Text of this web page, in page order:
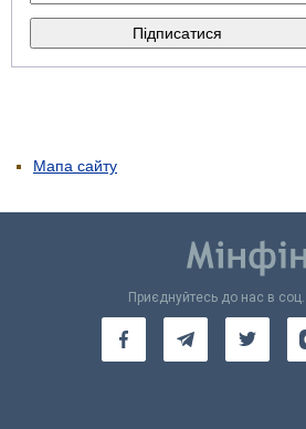
Мапа сайту
Приєднуйтесь до нас в